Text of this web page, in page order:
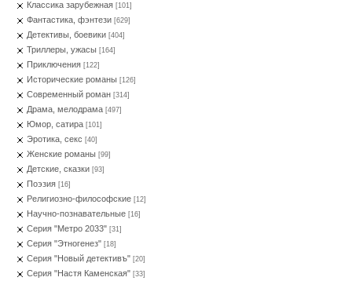
Классика зарубежная [101]
Фантастика, фэнтези [629]
Детективы, боевики [404]
Триллеры, ужасы [164]
Приключения [122]
Исторические романы [126]
Современный роман [314]
Драма, мелодрама [497]
Юмор, сатира [101]
Эротика, секс [40]
Женские романы [99]
Детские, сказки [93]
Поэзия [16]
Религиозно-философские [12]
Научно-познавательные [16]
Серия "Метро 2033" [31]
Серия "Этногенез" [18]
Серия "Новый детективъ" [20]
Серия "Настя Каменская" [33]